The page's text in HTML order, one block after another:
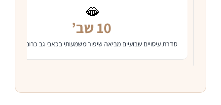
🫦
10 שב’
סדרת עיסויים שבועיים מביאה שיפור משמעותי בכאבי גב כרוניים